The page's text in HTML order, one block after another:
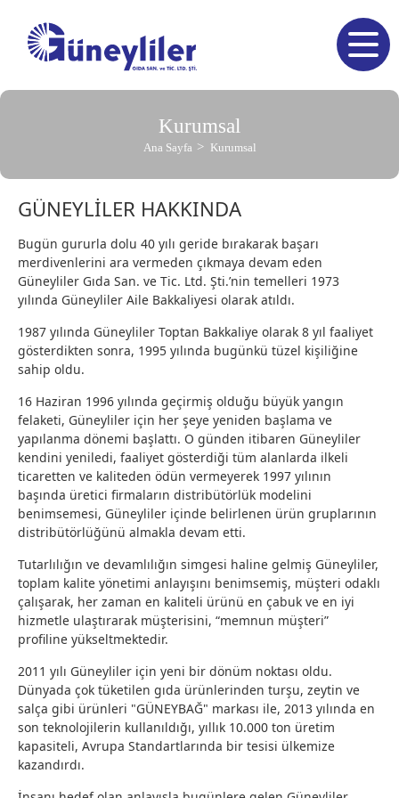
Ana Sayfa Kurumsal
Kurumsal
GÜNEYLİLER HAKKINDA
Bugün gururla dolu 40 yılı geride bırakarak başarı
merdivenlerini ara vermeden çıkmaya devam eden
Güneyliler Gıda San. ve Tic. Ltd. Şti.’nin temelleri 1973
yılında Güneyliler Aile Bakkaliyesi olarak atıldı.
1987 yılında Güneyliler Toptan Bakkaliye olarak 8 yıl faaliyet
gösterdikten sonra, 1995 yılında bugünkü tüzel kişiliğine
sahip oldu.
16 Haziran 1996 yılında geçirmiş olduğu büyük yangın
felaketi, Güneyliler için her şeye yeniden başlama ve
yapılanma dönemi başlattı. O günden itibaren Güneyliler
kendini yeniledi, faaliyet gösterdiği tüm alanlarda ilkeli
ticaretten ve kaliteden ödün vermeyerek 1997 yılının
başında üretici firmaların distribütörlük modelini
benimsemesi, Güneyliler içinde belirlenen ürün gruplarının
distribütörlüğünü almakla devam etti.
Tutarlılığın ve devamlılığın simgesi haline gelmiş Güneyliler,
toplam kalite yönetimi anlayışını benimsemiş, müşteri odaklı
çalışarak, her zaman en kaliteli ürünü en çabuk ve en iyi
hizmetle ulaştırarak müşterisini, “memnun müşteri”
profiline yükseltmektedir.
2011 yılı Güneyliler için yeni bir dönüm noktası oldu.
Dünyada çok tüketilen gıda ürünlerinden turşu, zeytin ve
salça gibi ürünleri "GÜNEYBAĞ" markası ile, 2013 yılında en
son teknolojilerin kullanıldığı, yıllık 10.000 ton üretim
kapasiteli, Avrupa Standartlarında bir tesisi ülkemize
kazandırdı.